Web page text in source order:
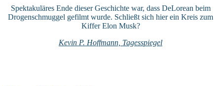
Spektakuläres Ende dieser Geschichte war, dass DeLorean beim
Drogenschmuggel gefilmt wurde. Schließt sich hier ein Kreis zum
Kiffer Elon Musk?
Kevin P. Hoffmann, Tagesspiegel